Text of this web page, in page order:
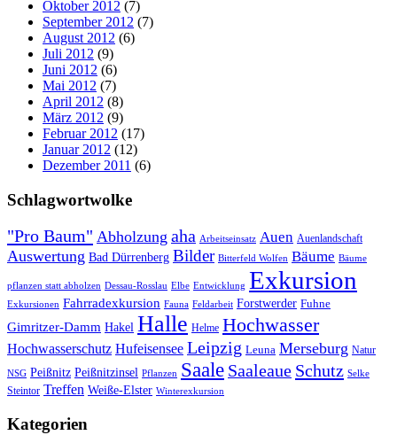
Oktober 2012 (7)
September 2012 (7)
August 2012 (6)
Juli 2012 (9)
Juni 2012 (6)
Mai 2012 (7)
April 2012 (8)
März 2012 (9)
Februar 2012 (17)
Januar 2012 (12)
Dezember 2011 (6)
Schlagwortwolke
"Pro Baum" Abholzung aha Arbeitseinsatz Auen Auenlandschaft
Auswertung Bad Dürrenberg Bilder Bitterfeld Wolfen Bäume Bäume
pflanzen statt abholzen Dessau-Rosslau Elbe Entwicklung Exkursion
Exkursionen Fahrradexkursion Fauna Feldarbeit Forstwerder Fuhne
Gimritzer-Damm Hakel Halle Helme Hochwasser
Hochwasserschutz Hufeisensee Leipzig Leuna Merseburg Natur
NSG Peißnitz Peißnitzinsel Pflanzen Saale Saaleaue Schutz Selke
Steintor Treffen Weiße-Elster Winterexkursion
Kategorien